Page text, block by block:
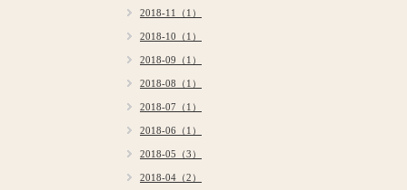
2018-11（1）
2018-10（1）
2018-09（1）
2018-08（1）
2018-07（1）
2018-06（1）
2018-05（3）
2018-04（2）